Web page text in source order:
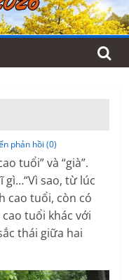
phản hồi (0)
tuổi” và “già”.
gì…“Vì sao, từ lúc
cao tuổi, còn có
tuổi khác với
thái giữa hai